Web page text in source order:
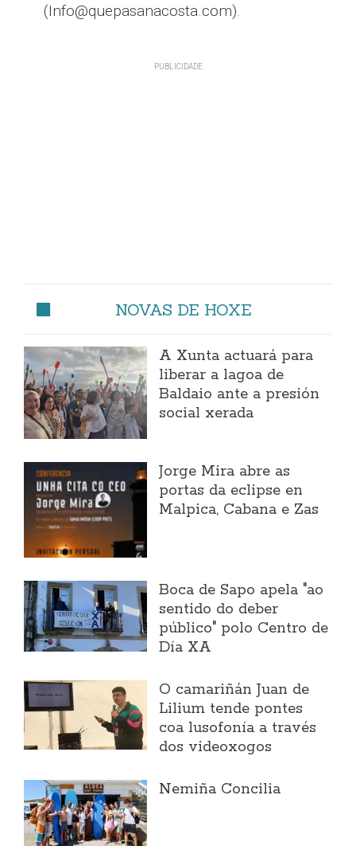
(Info@quepasanacosta.com).
NOVAS DE HOXE
A Xunta actuará para
liberar a lagoa de
Baldaio ante a presión
social xerada
Jorge Mira abre as
portas da eclipse en
Malpica, Cabana e Zas
Boca de Sapo apela "ao
sentido do deber
público" polo Centro de
Día XA
O camariñán Juan de
Lilium tende pontes
coa lusofonía a través
dos videoxogos
Nemiña Concilia